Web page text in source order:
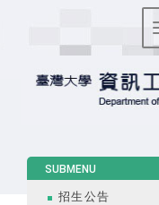
SUBMENU
招生公告